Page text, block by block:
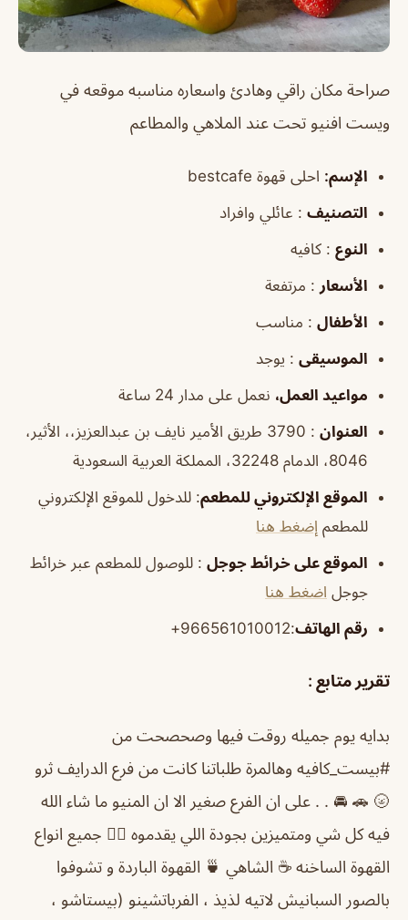
صراحة مكان راقي وهادئ واسعاره مناسبه موقعه في
ويست افنيو تحت عند الملاهي والمطاعم
الإسم: احلى قهوة bestcafe
التصنيف : عائلي وافراد
النوع : كافيه
الأسعار : مرتفعة
الأطفال : مناسب
الموسيقى : يوجد
مواعيد العمل، نعمل على مدار 24 ساعة
العنوان
: 3790 طريق الأمير نايف بن عبدالعزيز،، الأثير،
8046، الدمام 32248، المملكة العربية السعودية
الموقع الإلكتروني للمطعم: للدخول للموقع الإلكتروني
للمطعم إضغط هنا
الموقع على خرائط جوجل : للوصول للمطعم عبر خرائط
جوجل اضغط هنا
رقم الهاتف:966561010012+
تقرير متابع :
بدايه يوم جميله روقت فيها وصحصحت من
#بيست_كافيه وهالمرة طلباتنا كانت من فرع الدرايف ثرو
🌝 🚗 🚘 . . على ان الفرع صغير الا ان المنيو ما شاء الله
فيه كل شي ومتميزين بجودة اللي يقدموه 👌🏽 جميع انواع
القهوة الساخنه ☕️ الشاهي 🍵 القهوة الباردة و تشوفوا
بالصور السبانيش لاتيه لذيذ ، الفرباتشينو (بيستاشو ،